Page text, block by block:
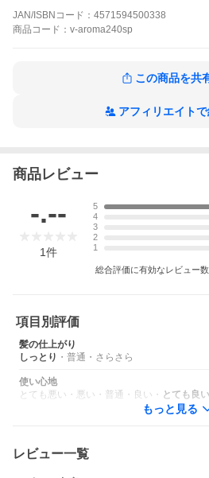
【関連ワード】
然派 ノンシリコン サロン専売品 美容
アロマ フレグランス リラックス リフ
《成分》水、ラウレス硫酸Ｎａ、ＤＰ
メチルパラベン、クエン酸、プロピル
ａ、クエン酸Ｎａ、セイヨウノコギリ
花エキス、ローズマリー葉エキス、ロ
ウキンセンカ花エキス、ヤグルマギク
ス、セイヨウオトギリソウ花／葉／茎
エキス、センブリエキス、オタネニン
葉／茎エキス、クララ根エキス、フェ
ール、プラセンタエキス、リンゴ果実
洗った後よくすすいでください。
《使用上の注意》
●化粧品がお肌に合わないとき即ち次
やめください。そのまま化粧品類の使
化させることがありますので、皮膚科
すめします。
・使用中や使用後に赤み、はれ、かゆ
●傷やはれもの、しっしん等、異常の
ださい。
JAN/ISBNコード： 4571594500338
商品 コード： v-aroma240sp
この商品を共
アフィリエイト
商品レビュー
-.--
1件
5
4
3
2
1
総合評価に有効なレビュー
項目別評価
髪の仕上がり
しっとり ・ 普通 ・ さらさら
使い心地
とても悪い ・ 悪い ・ 普通 ・ 良い ・ とても良い
もっと見る
レビュー一覧